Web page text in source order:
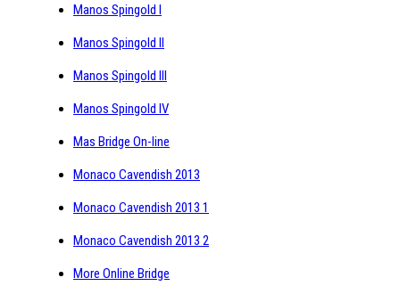
Manos Spingold I
Manos Spingold II
Manos Spingold III
Manos Spingold IV
Mas Bridge On-line
Monaco Cavendish 2013
Monaco Cavendish 2013 1
Monaco Cavendish 2013 2
More Online Bridge